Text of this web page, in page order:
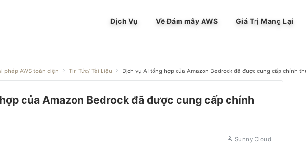
Dịch Vụ Về Đám mây AWS Giá Trị Mang Lại
pháp AWS toàn diện Tin Tức/ Tài Liệu Dịch vụ AI tổng hợp của Amazon Bedrock đã được cung cấp chính
của Amazon Bedrock đã được cung cấp chính
Sunny Cloud